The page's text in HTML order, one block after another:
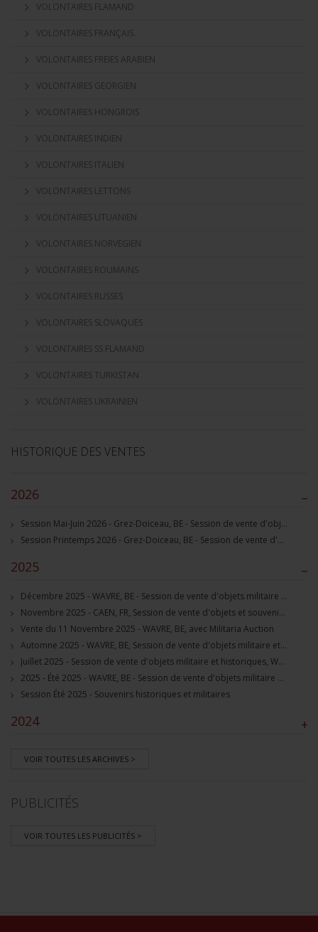
VOLONTAIRES FLAMAND
VOLONTAIRES FRANÇAIS.
VOLONTAIRES FREIES ARABIEN
VOLONTAIRES GEORGIEN
VOLONTAIRES HONGROIS
VOLONTAIRES INDIEN
VOLONTAIRES ITALIEN
VOLONTAIRES LETTONS
VOLONTAIRES LITUANIEN
VOLONTAIRES NORVEGIEN
VOLONTAIRES ROUMAINS
VOLONTAIRES RUSSES
VOLONTAIRES SLOVAQUES
VOLONTAIRES SS FLAMAND
VOLONTAIRES TURKISTAN
VOLONTAIRES UKRAINIEN
HISTORIQUE DES VENTES
–
2026
Session Mai-Juin 2026 - Grez-Doiceau, BE - Session de vente d'objets militaire et souvenirs historiques
Session Printemps 2026 - Grez-Doiceau, BE - Session de vente d'objets militaire et souvenirs historiques
–
2025
Décembre 2025 - WAVRE, BE - Session de vente d'objets militaire et souvenirs historiques
Novembre 2025 - CAEN, FR, Session de vente d'objets et souvenirs militaires
Vente du 11 Novembre 2025 - WAVRE, BE, avec Militaria Auction
Automne 2025 - WAVRE, BE, Session de vente d'objets militaire et souvenirs historiques
Juillet 2025 - Session de vente d'objets militaire et historiques, Wavre, BE
2025 - Été 2025 - WAVRE, BE - Session de vente d'objets militaire et souvenirs historiques
Session Été 2025 - Souvenirs historiques et militaires
+
2024
VOIR TOUTES LES ARCHIVES >
PUBLICITÉS
VOIR TOUTES LES PUBLICITÉS >